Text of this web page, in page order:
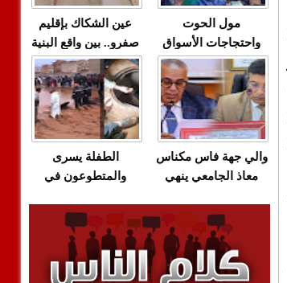
عين الشكاك بإقليم
صفرو.. بين واقع البنية
التحتية المهترئة
والحملات الانتخابية
المبكرة(فيديو)
مول الحوت
واحتجاجات الأسواق
الأسبوعية/الاحتقان
الصامت والتراشق
بـ"الصناديق"/أخنوش
يرد بالصمت المريب
الطفلة يسرى
والمتطوعون في
وقنوات صرف صحي
تقتل والمحاسبة يجب
أن تطال المسؤولين
والي جهة فاس مكناس
معاذ الجامعي ينهي
والعمال مع شركة
سيتي باص + وثيقة
وفيديو